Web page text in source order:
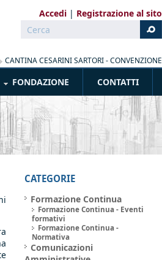
Accedi Registrazione al sito
Form di ricerca
Cerca
» CANTINA CESARINI SARTORI - CONVENZIONE
FONDAZIONE CONTATTI
CATEGORIE
Formazione Continua
Formazione Continua - Eventi
formativi
Formazione Continua -
Normativa
Comunicazioni